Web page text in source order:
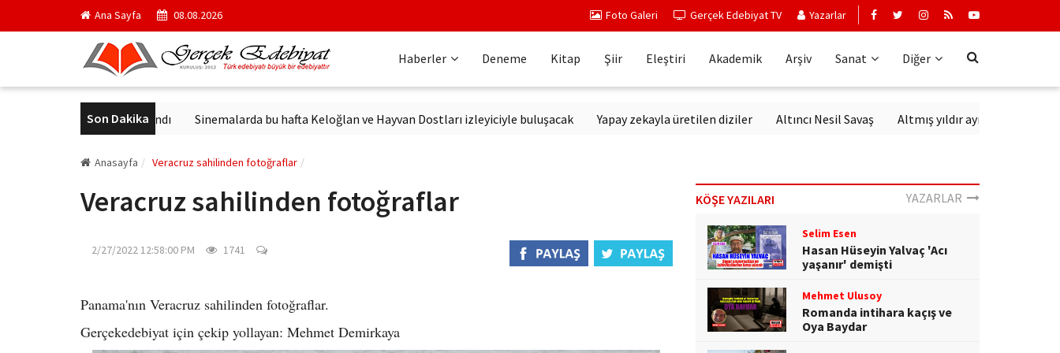
Ana Sayfa 08.08.2026 Foto Galeri Gerçek Edebiyat TV Yazarlar
Haberler Deneme Kitap Şiir Eleştiri Akademik Arşiv Sanat Diğer
Son Dakika
ünlü yapıtı yayımlandı Sinemalarda bu hafta Keloğlan ve Hayvan Dostları izleyiciyle buluşacak Yapay zekayla üretilen diziler Altıncı Nesil Savaş Altmış yıldır aynı sevgiyle dinlenen
Anasayfa Veracruz sahilinden fotoğraflar
Veracruz sahilinden fotoğraflar
2/27/2022 12:58:00 PM 1741
Panama'nın Veracruz sahilinden fotoğraflar.
Gerçekedebiyat için çekip yollayan: Mehmet Demirkaya
KÖŞE YAZILARI YAZARLAR
Selim Esen
Hasan Hüseyin Yalvaç 'Acı
yaşanır' demişti
Mehmet Ulusoy
Romanda intihara kaçış ve
Oya Baydar